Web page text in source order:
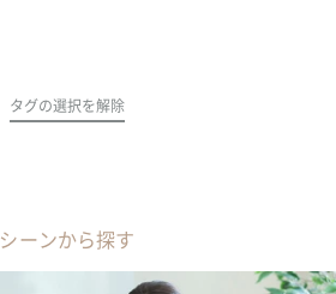
タグの選択を解除
シーンから探す